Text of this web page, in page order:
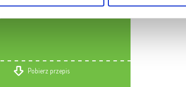
Pobierz przepis